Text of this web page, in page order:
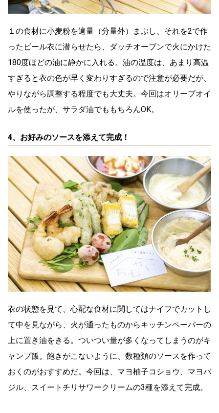
１の食材に小麦粉を適量（分量外）まぶし、それを2で作
ったビール衣に潜らせたら、ダッチオーブンで火にかけた
180度ほどの油に静かに入れる。油の温度は、あまり高温
すぎると衣の色が早く変わりすぎるので注意が必要だが、
やりながら調整する程度でも大丈夫。今回はオリーブオイ
ルを使ったが、サラダ油でももちろんOK。
4、お好みのソースを添えて完成！
衣の状態を見て、心配な食材に関してはナイフでカットし
て中を見ながら、火が通ったものからキッチンペーパーの
上に置き油をきる。ついつい量が多くなってしまうのがキ
ャンプ飯。飽きがこないように、数種類のソースを作って
おくのがおすすめだ。今回は、マヨ柚子コショウ、マヨバ
ジル、スイートチリサワークリームの3種を添えて完成。